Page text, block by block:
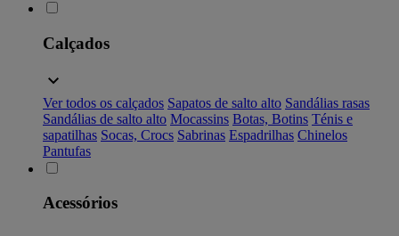
Calçados
Ver todos os calçados Sapatos de salto alto Sandálias rasas
Sandálias de salto alto Mocassins Botas, Botins Ténis e
sapatilhas Socas, Crocs Sabrinas Espadrilhas Chinelos
Pantufas
Acessórios